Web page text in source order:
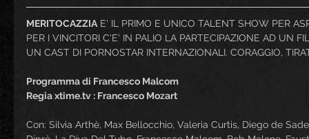
MERITOCAZZIA E' IL PRIMO E UNICO TALENT SHOW PER
PER I VINCITORI C'E' IN PALIO LA PARTECIPAZIONE AD UN
UN CAST DI PORNOSTAR INTERNAZIONALI. CORAGGIO,
Programma di Francesco Malcom
Regia xtime.tv : Francesco Mozart
Con: Silvia Arthè, Max Bellocchio, Valeria Curtis, Diego de